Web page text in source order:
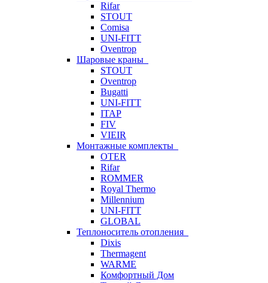
Rifar
STOUT
Comisa
UNI-FITT
Oventrop
Шаровые краны
STOUT
Oventrop
Bugatti
UNI-FITT
ITAP
FIV
VIEIR
Монтажные комплекты
OTER
Rifar
ROMMER
Royal Thermo
Millennium
UNI-FITT
GLOBAL
Теплоноситель отопления
Dixis
Thermagent
WARME
Комфортный Дом